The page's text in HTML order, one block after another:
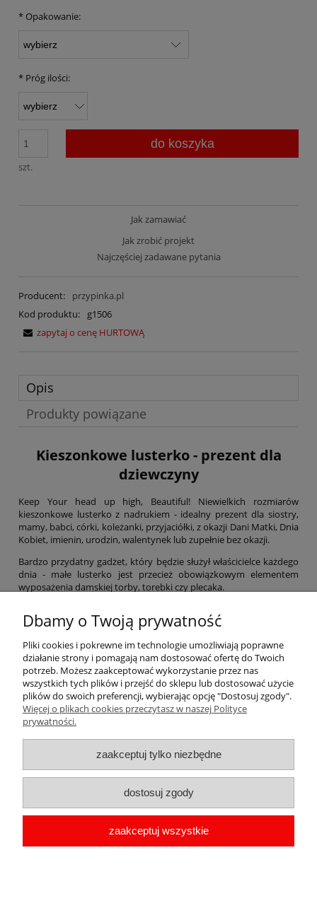
* Opakowanie:
* Próg ilości:
szt.
do koszyka
Jak zamawiać
Jak zrobić projekt
Najczęściej zadawane pytania
Producent:
przypinka.pl
Kod produktu:
g1506
zapytaj o cenę HURTOWĄ
Opis
Produkty powiązane
Kieszonkowe lusterko - prezent dla
dziewczyny
Keep Your head up high, Beautiful! Niewielkich rozmiarów
kieszonkowe lusterko z nadrukiem - idealny prezent dla siostry,
mamy, babci, córki, koleżanki, przyjaciółki, z okazji Dani Matki, Dnia
Kobiet, imienin, urodzin, walentynek lub zupełnie bez okazji.
Bardzo przydatny gadżet, który będzie służył właścicielce każdego
dnia - małe lusterko jest przecież obowiązkowym elementem
wyposażenia damskiej torby, torebki czy plecaka.
imprezie jak i w pracy czy na wycieczce. Dzięki swoim niewielkim
rozmiarom bez problemu zmieści się nawet w kieszeni czy małej
torebce wizytowej. A dodatkowo krótkie hasło motywacyjne doda
energii na cały dzień.
Pomoc
Moje konto
Płatności i dostawa
Informacje
O nas
Dbamy o Twoją prywatność
Pliki cookies i pokrewne im technologie umożliwiają poprawne
działanie strony i pomagają nam dostosować ofertę do Twoich
potrzeb. Możesz zaakceptować wykorzystanie przez nas
wszystkich tych plików i przejść do sklepu lub dostosować użycie
plików do swoich preferencji, wybierając opcję "Dostosuj zgody".
Więcej o plikach cookies przeczytasz w naszej Polityce
prywatności.
zaakceptuj tylko niezbędne
dostosuj zgody
zaakceptuj wszystkie